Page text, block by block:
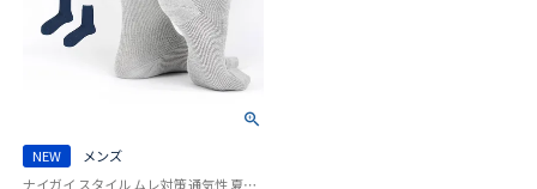
NEW
メンズ
ナイガイ スタイル ムレ対策 通気性 夏用 紳士 靴下 男性